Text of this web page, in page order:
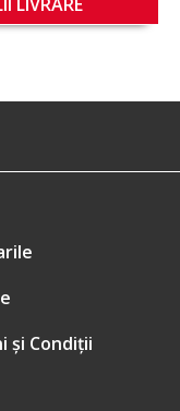
și Condiții